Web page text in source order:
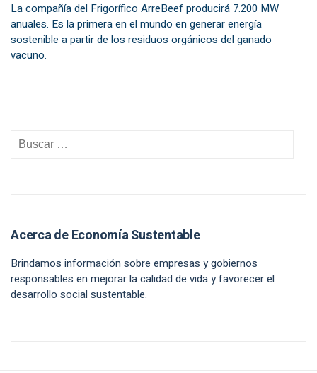
La compañía del Frigorífico ArreBeef producirá 7.200 MW
anuales. Es la primera en el mundo en generar energía
sostenible a partir de los residuos orgánicos del ganado
vacuno.
Acerca de Economía Sustentable
Brindamos información sobre empresas y gobiernos
responsables en mejorar la calidad de vida y favorecer el
desarrollo social sustentable.